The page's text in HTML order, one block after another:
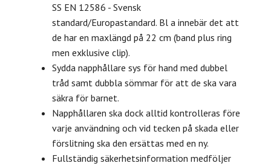
SS EN 12586 - Svensk
standard/Europastandard. Bl a innebär det att
de har en maxlängd på 22 cm (band plus ring
men exklusive clip).
Sydda napphållare sys för hand med dubbel
tråd samt dubbla sömmar för att de ska vara
säkra för barnet.
Napphållaren ska dock alltid kontrolleras före
varje användning och vid tecken på skada eller
förslitning ska den ersättas med en ny.
Fullständig säkerhetsinformation medföljer